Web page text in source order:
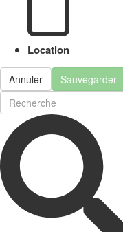
Location
Annuler Sauvegarder